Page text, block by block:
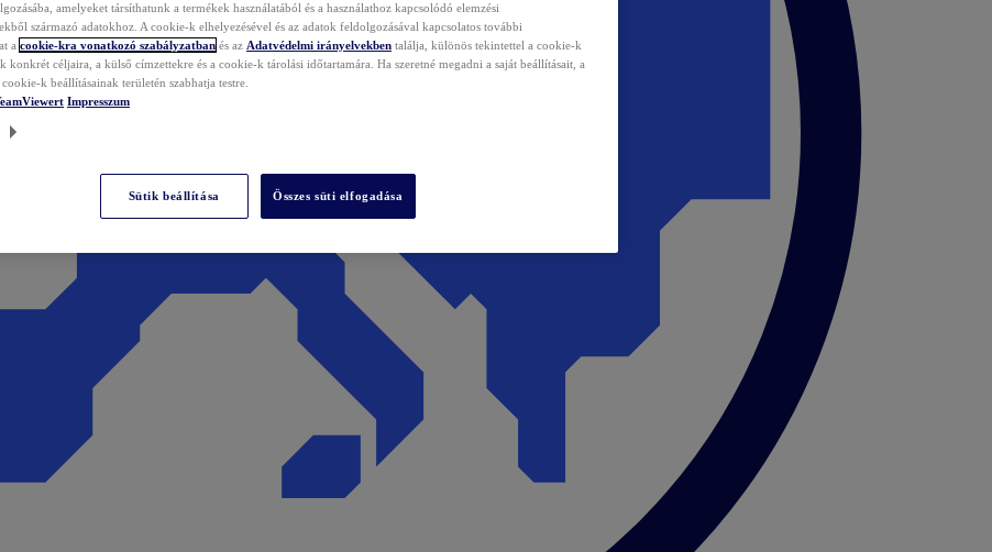
amelyeket társíthatunk a termékek használatából és a használathoz kapcsolódó elemzési
származó adatokhoz. A cookie-k elhelyezésével és az adatok feldolgozásával kapcsolatos további
a cookie-kra vonatkozó szabályzatban és az Adatvédelmi irányelvekben találja, különös tekintettel a cookie-k
konkrét céljaira, a külső címzettekre és a cookie-k tárolási időtartamára. Ha szeretné megadni a saját beállításait, a
k beállításainak területén szabhatja testre.
Impresszum
Sütik beállítása Összes süti elfogadása